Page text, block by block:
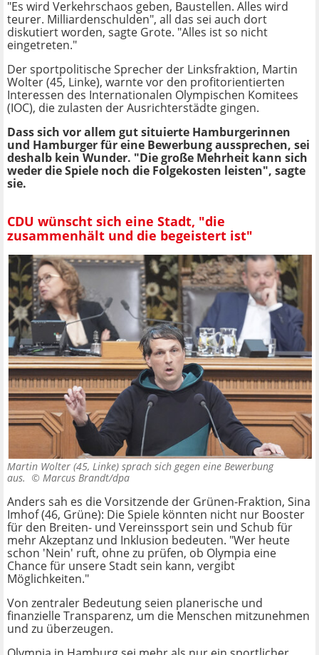
"Es wird Verkehrschaos geben, Baustellen. Alles wird
teurer. Milliardenschulden", all das sei auch dort
diskutiert worden, sagte Grote. "Alles ist so nicht
eingetreten."
Der sportpolitische Sprecher der Linksfraktion, Martin
Wolter (45, Linke), warnte vor den profitorientierten
Interessen des Internationalen Olympischen Komitees
(IOC), die zulasten der Ausrichterstädte gingen.
Dass sich vor allem gut situierte Hamburgerinnen
und Hamburger für eine Bewerbung aussprechen, sei
deshalb kein Wunder. "Die große Mehrheit kann sich
weder die Spiele noch die Folgekosten leisten", sagte
sie.
CDU wünscht sich eine Stadt, "die
zusammenhält und die begeistert ist"
Martin Wolter (45, Linke) sprach sich gegen eine Bewerbung
aus. © Marcus Brandt/dpa
Anders sah es die Vorsitzende der Grünen-Fraktion, Sina
Imhof (46, Grüne): Die Spiele könnten nicht nur Booster
für den Breiten- und Vereinssport sein und Schub für
mehr Akzeptanz und Inklusion bedeuten. "Wer heute
schon 'Nein' ruft, ohne zu prüfen, ob Olympia eine
Chance für unsere Stadt sein kann, vergibt
Möglichkeiten."
Von zentraler Bedeutung seien planerische und
finanzielle Transparenz, um die Menschen mitzunehmen
und zu überzeugen.